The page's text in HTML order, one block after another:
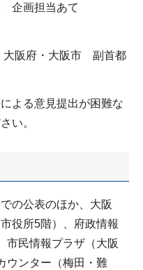
企画担当あて
阪府・大阪市 副首都
よる意見提出が困難な
い。
の公表のほか、大阪
役所5階）、府政情報
市民情報プラザ（大阪
ウンター（梅田・難